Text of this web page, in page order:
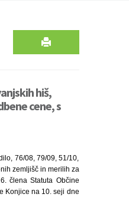
hiš,
cene, s
76/08, 79/09, 51/10,
zemljišč in merilih za
člena Statuta Občine
Konjice na 10. seji dne